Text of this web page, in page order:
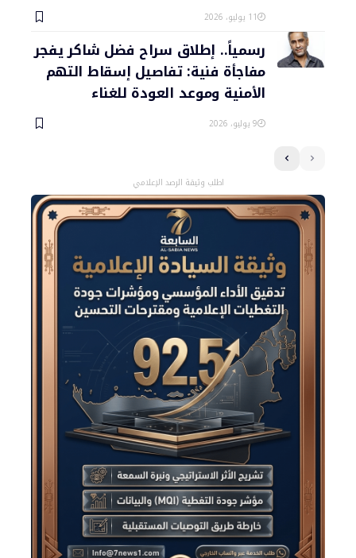
11 يوليو، 2026
رسمياً.. إطلاق سراح فضل شاكر يفجر
مفاجأة فنية: تفاصيل إسقاط التهم
الأمنية وموعد العودة للغناء
9 يوليو، 2026
اطلب وثيقة الرصد الإعلامي